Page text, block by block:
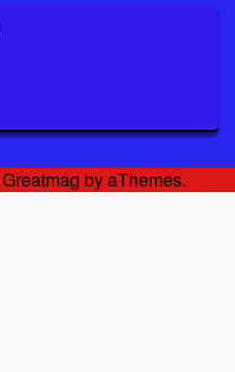
Greatmag by aThemes.